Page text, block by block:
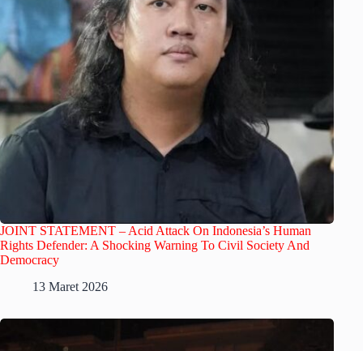
JOINT STATEMENT – Acid Attack On Indonesia’s Human
Rights Defender: A Shocking Warning To Civil Society And
Democracy
13 Maret 2026